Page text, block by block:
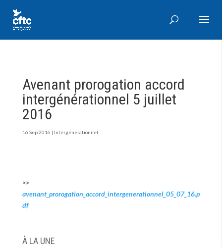
Avenant prorogation accord
intergénérationnel 5 juillet
2016
16 Sep 2016 | Intergénérationnel
>>
avenant_prorogation_accord_intergenerationnel_05_07_16.p
df
À LA UNE